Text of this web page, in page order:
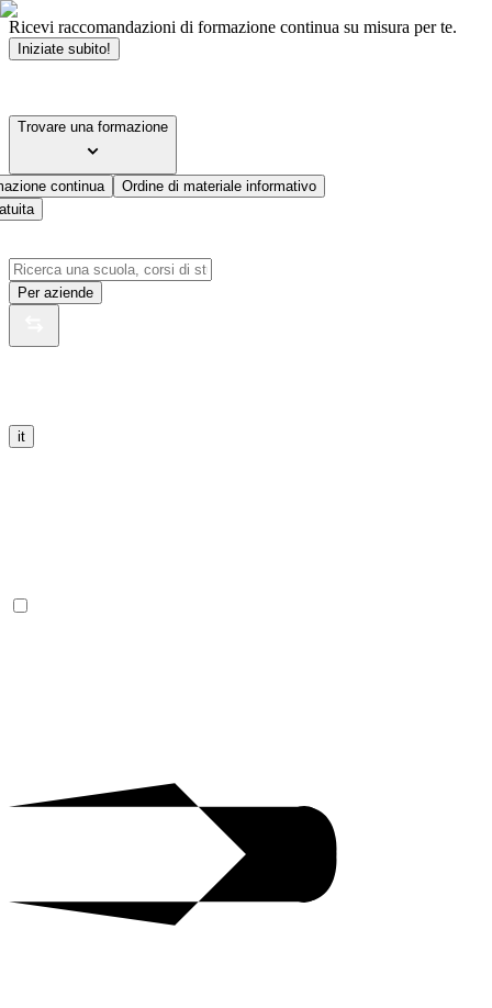
Ricevi raccomandazioni di formazione continua su misura per te.
Iniziate subito!
Trovare una formazione
continua
Ordine di materiale informativo
Per aziende
it